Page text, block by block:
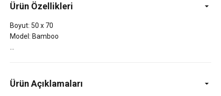
Ürün Özellikleri
Boyut: 50 x 70
Model: Bamboo
Ürün Açıklamaları